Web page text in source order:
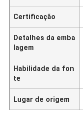
Certificação
Detalhes da emba
lagem
Habilidade da fon
te
Lugar de origem